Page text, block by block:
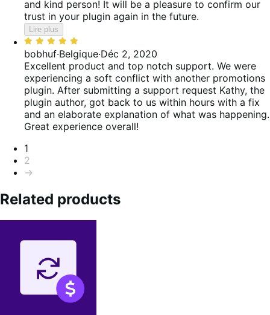
and kind person! It will be a pleasure to confirm our
trust in your plugin again in the future.
Lire plus
Noté
5
sur
5
bobhuf·Belgique·Déc 2, 2020
Excellent product and top notch support. We were
experiencing a soft conflict with another promotions
plugin. After submitting a support request Kathy, the
plugin author, got back to us within hours with a fix
and an elaborate explanation of what was happening.
Great experience overall!
Pagination
1
2
→
Related products